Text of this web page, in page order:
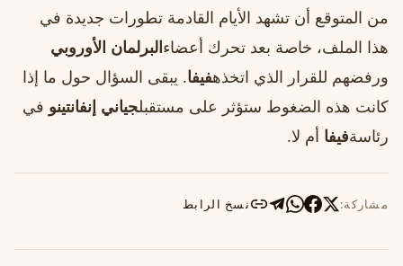
من المتوقع أن تشهد الأيام القادمة تطورات جديدة في
هذا الملف، خاصة بعد تحرك أعضاءالبرلمان الأوروبي
ورفضهم للقرار الذي اتخذهفيفا. يبقى السؤال حول ما إذا
كانت هذه الضغوط ستؤثر على مستقبلجياني إنفانتينو في
رئاسةفيفا أم لا.
مشاركة: نسخ الرابط